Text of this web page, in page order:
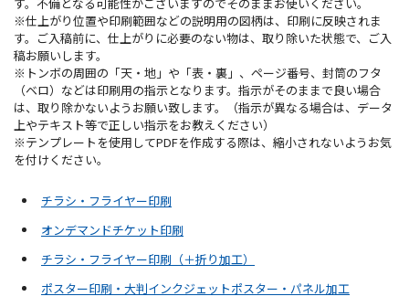
※仕上がり位置や印刷範囲などの説明用の図柄は、印刷に反映されま
す。ご入稿前に、仕上がりに必要のない物は、取り除いた状態で、ご入
稿お願いします。
※トンボの周囲の「天・地」や「表・裏」、ページ番号、封筒のフタ
（ベロ）などは印刷用の指示となります。指示がそのままで良い場合
は、取り除かないようお願い致します。（指示が異なる場合は、データ
上やテキスト等で正しい指示をお教えください）
※テンプレートを使用してPDFを作成する際は、縮小されないようお気
を付けください。
チラシ・フライヤー印刷
オンデマンドチケット印刷
チラシ・フライヤー印刷（＋折り加工）
ポスター印刷・大判インクジェットポスター・パネル加工